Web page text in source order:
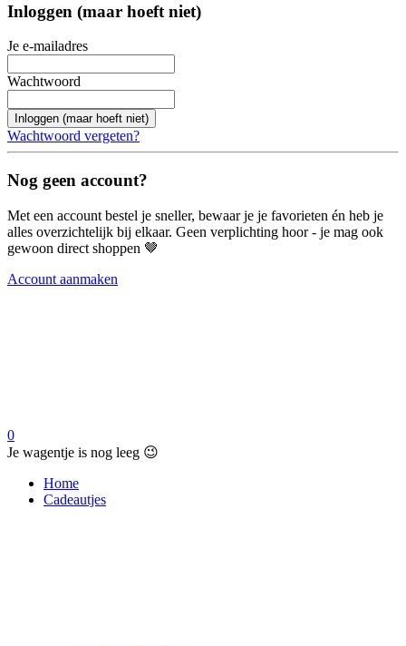
Inloggen (maar hoeft niet)
Je e-mailadres
Wachtwoord
Inloggen (maar hoeft niet)
Wachtwoord vergeten?
Nog geen account?
Met een account bestel je sneller, bewaar je je favorieten én heb je
alles overzichtelijk bij elkaar. Geen verplichting hoor - je mag ook
gewoon direct shoppen 🤎
Account aanmaken
0
Je wagentje is nog leeg 😉
Home
Cadeautjes